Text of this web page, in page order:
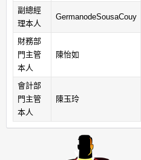
副總經
理本人
GermanodeSousaCouy
財務部
門主管
本人
陳怡如
會計部
門主管
本人
陳玉玲